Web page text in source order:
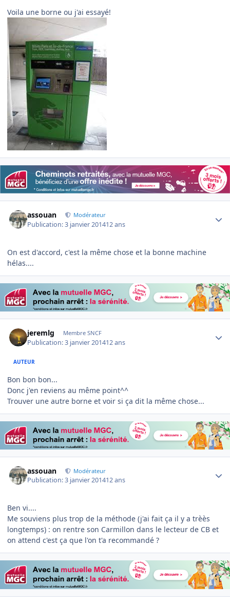
Voila une borne ou j'ai essayé!
assouan Modérateur
Publication:3 janvier 201412 ans
On est d'accord, c'est la même chose et la bonne machine
hélas....
jeremlg Membre SNCF
Publication:3 janvier 201412 ans
AUTEUR
Bon bon bon...
Donc j'en reviens au même point^^
Trouver une autre borne et voir si ça dit la même chose...
assouan Modérateur
Publication:3 janvier 201412 ans
Ben vi....
Me souviens plus trop de la méthode (j'ai fait ça il y a trèès
longtemps) : on rentre son Carmillon dans le lecteur de CB et
on attend c'est ça que l'on t'a recommandé ?